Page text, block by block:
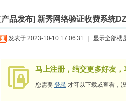
[产品发布] 新秀网络验证收费系统
发表于 2023-10-10 17:06:31 显示全部楼
马上注册，结交更多好友
您需要 登录 才可以下载或查看，